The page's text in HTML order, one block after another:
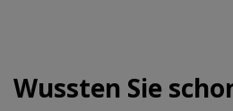
Wussten Sie